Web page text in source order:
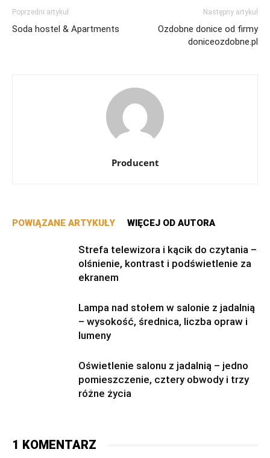
Poprzedni artykuł
Soda hostel & Apartments
Następny artykuł
Ozdobne donice od firmy
doniceozdobne.pl
Producent
POWIĄZANE ARTYKUŁY WIĘCEJ OD AUTORA
Strefa telewizora i kącik do czytania –
olśnienie, kontrast i podświetlenie za
ekranem
Lampa nad stołem w salonie z jadalnią
– wysokość, średnica, liczba opraw i
lumeny
Oświetlenie salonu z jadalnią – jedno
pomieszczenie, cztery obwody i trzy
różne życia
1 KOMENTARZ